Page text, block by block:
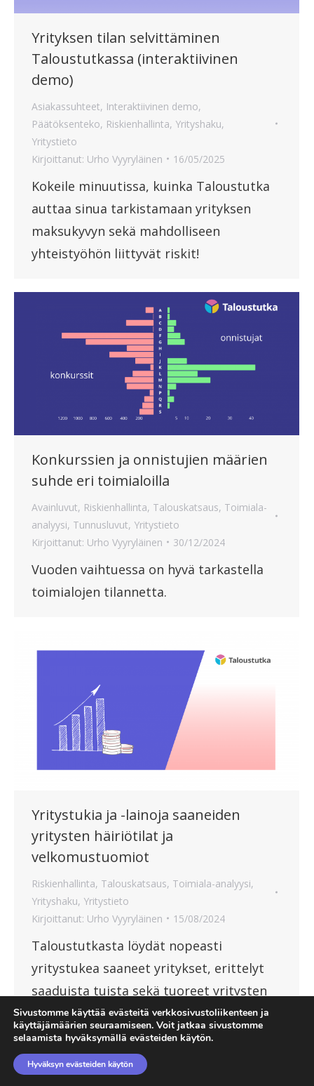
Yrityksen tilan selvittäminen
Taloustutkassa (interaktiivinen
demo)
Asiakassuhteet, Interaktiivinen demo,
Päätöksenteko, Riskienhallinta, Yrityshaku,
Yritystieto
Kirjoittanut: Urho Vyyryläinen 16/05/2025
Kokeile minuutissa, kuinka Taloustutka
auttaa sinua tarkistamaan yrityksen
maksukyvyn sekä mahdolliseen
yhteistyöhön liittyvät riskit!
Konkurssien ja onnistujien määrien
suhde eri toimialoilla
Avainluvut, Riskienhallinta, Talouskatsaus, Toimiala-
analyysi, Tunnusluvut, Yritystieto
Kirjoittanut: Urho Vyyryläinen 30/12/2024
Vuoden vaihtuessa on hyvä tarkastella
toimialojen tilannetta.
Yritystukia ja -lainoja saaneiden
yritysten häiriötilat ja
velkomustuomiot
Riskienhallinta, Talouskatsaus, Toimiala-analyysi,
Yrityshaku, Yritystieto
Kirjoittanut: Urho Vyyryläinen 15/08/2024
Taloustutkasta löydät nopeasti
yritystukea saaneet yritykset, erittelyt
saaduista tuista sekä tuoreet yritysten
häiriötilat.
Sivustomme käyttää evästeitä verkkosivustoliikenteen ja
käyttäjämäärien seuraamiseen. Voit jatkaa sivustomme
selaamista hyväksymällä evästeiden käytön.
Hyväksyn evästeiden käytön